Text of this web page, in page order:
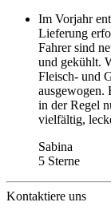
Im Vorjahr
Lieferung
Fahrer sind
und gekühlt.
Fleisch- und
ausgewogen.
in der Regel
vielfältig,
Sabina
5 Sterne
Kontaktiere uns